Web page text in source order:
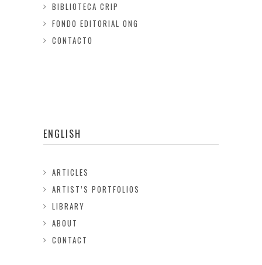
BIBLIOTECA CRIP
FONDO EDITORIAL ONG
CONTACTO
ENGLISH
ARTICLES
ARTIST’S PORTFOLIOS
LIBRARY
ABOUT
CONTACT